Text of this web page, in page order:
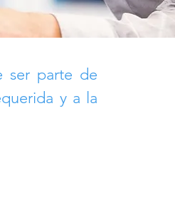
ser parte de
y a la